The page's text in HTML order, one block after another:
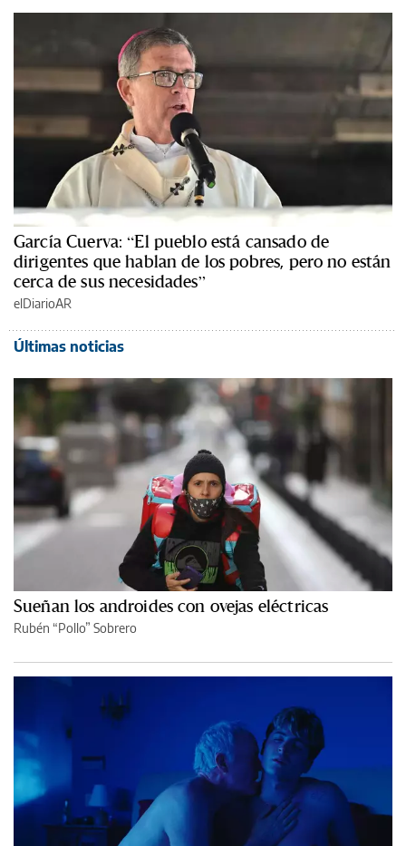
García Cuerva: “El pueblo está cansado de
dirigentes que hablan de los pobres, pero no están
cerca de sus necesidades”
elDiarioAR
Últimas noticias
Sueñan los androides con ovejas eléctricas
Rubén “Pollo” Sobrero